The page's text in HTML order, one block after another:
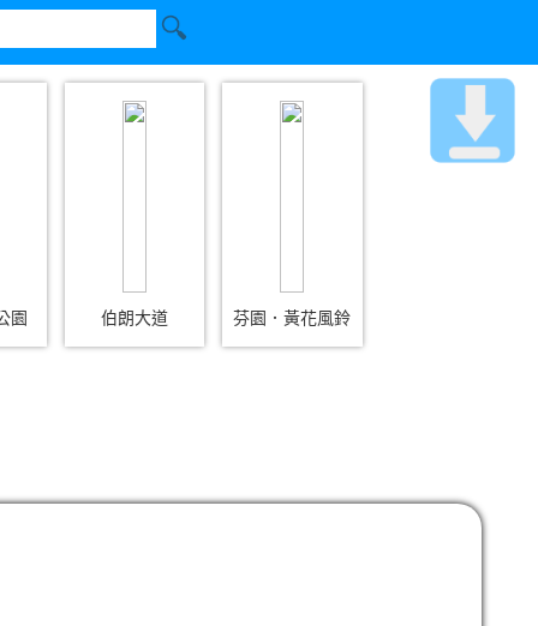
園 伯朗大道 芬園．黃花風鈴